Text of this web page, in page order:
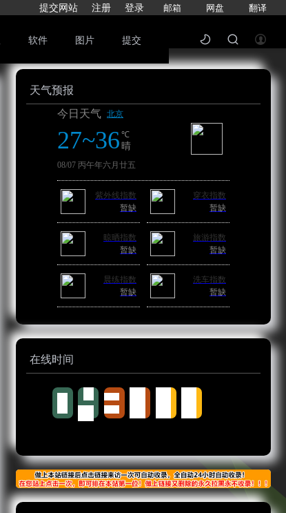
提交网站 注册 登录 邮箱 网盘 翻译
软件 图片 提交
天气预报
在线时间